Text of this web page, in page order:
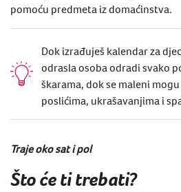
pomoću predmeta iz domaćinstva.
Dok izrađuješ kalendar za
odrasla osoba odradi svako
škarama, dok se maleni
poslićima, ukrašavanjima i
Traje oko sat i pol
Što će ti trebati?